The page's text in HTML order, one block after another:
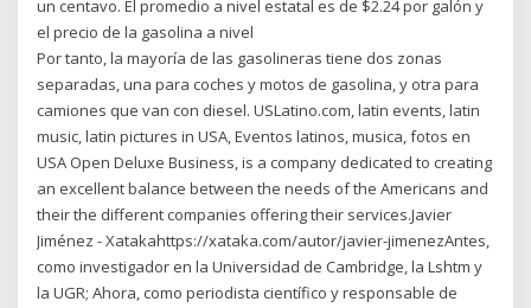
un centavo. El promedio a nivel estatal es de $2.24 por galón y
el precio de la gasolina a nivel
Por tanto, la mayoría de las gasolineras tiene dos zonas
separadas, una para coches y motos de gasolina, y otra para
camiones que van con diesel. USLatino.com, latin events, latin
music, latin pictures in USA, Eventos latinos, musica, fotos en
USA Open Deluxe Business, is a company dedicated to creating
an excellent balance between the needs of the Americans and
their the different companies offering their services.Javier
Jiménez - Xatakahttps://xataka.com/autor/javier-jimenezAntes,
como investigador en la Universidad de Cambridge, la Lshtm y
la UGR; Ahora, como periodista científico y responsable de